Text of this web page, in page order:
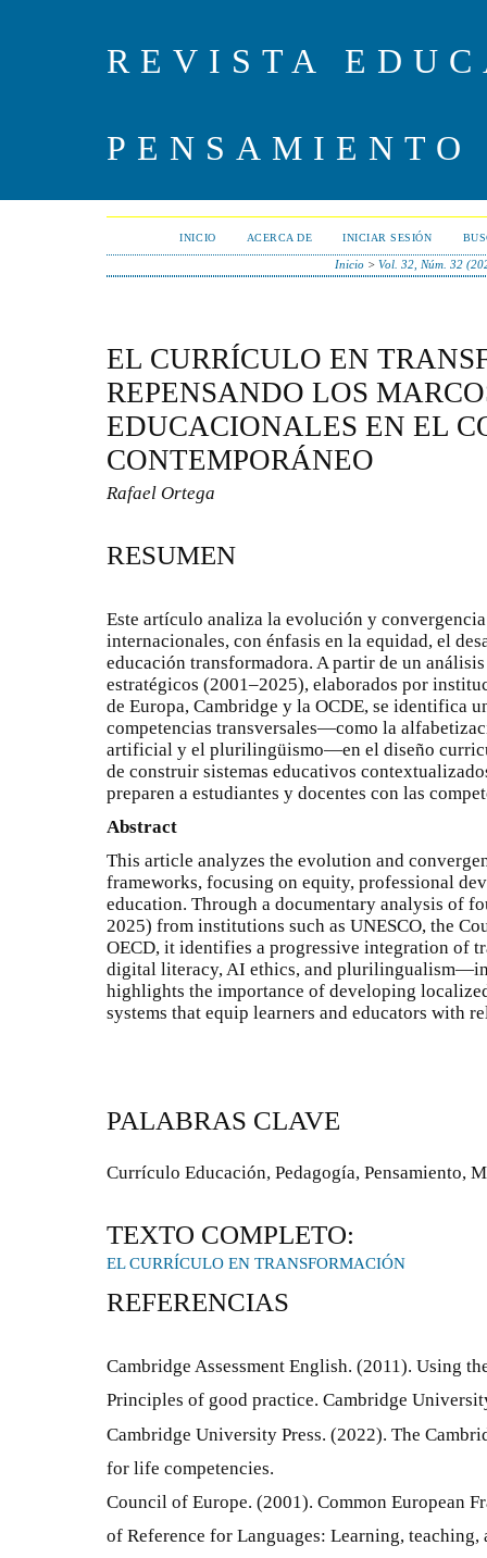
REVISTA
PENSAMIENTO
INICIO ACERCA DE INICIAR SESIÓN
Inicio> Vol. 32, Núm. 32
EL CURRÍCULO EN
REPENSANDO LOS
EDUCACIONALES EN EL
CONTEMPORÁNEO
Rafael Ortega
RESUMEN
Este artículo analiza la evolución y
internacionales, con énfasis en la equidad, el
educación transformadora. A partir de un
estratégicos (2001–2025), elaborados por
de Europa, Cambridge y la OCDE, se identifica
competencias transversales—como la
artificial y el plurilingüismo—en el diseño
de construir sistemas educativos
preparen a estudiantes y docentes con las
Abstract
This article analyzes the evolution and
frameworks, focusing on equity, professional
education. Through a documentary analysis of
2025) from institutions such as UNESCO, the
OECD, it identifies a progressive integration of
digital literacy, AI ethics, and
highlights the importance of developing
systems that equip learners and educators with
PALABRAS CLAVE
Currículo Educación, Pedagogía, Pensamiento,
TEXTO COMPLETO:
EL CURRÍCULO EN TRANSFORMACIÓN
REFERENCIAS
Cambridge Assessment English. (2011). Using
Principles of good practice. Cambridge
Cambridge University Press. (2022). The
for life competencies.
Council of Europe. (2001). Common European
of Reference for Languages: Learning, teaching,